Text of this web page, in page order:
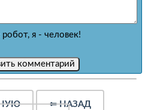
я - человек!
⇐НАЗАД